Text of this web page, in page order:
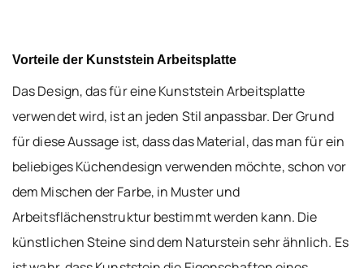
Vorteile der Kunststein Arbeitsplatte
Das Design, das für eine Kunststein Arbeitsplatte
verwendet wird, ist an jeden Stil anpassbar. Der Grund
für diese Aussage ist, dass das Material, das man für ein
beliebiges Küchendesign verwenden möchte, schon vor
dem Mischen der Farbe, in Muster und
Arbeitsflächenstruktur bestimmt werden kann. Die
künstlichen Steine sind dem Naturstein sehr ähnlich. Es